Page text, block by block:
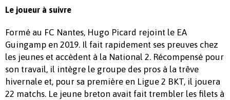
Le joueur à suivre
Formé au FC Nantes, Hugo Picard rejoint le EA
Guingamp en 2019. Il fait rapidement ses preuves chez
les jeunes et accèdent à la National 2. Récompensé pour
son travail, il intègre le groupe des pros à la trêve
hivernale et, pour sa première en Ligue 2 BKT, il jouera
22 matchs. Le jeune breton avait fait trembler les filets à